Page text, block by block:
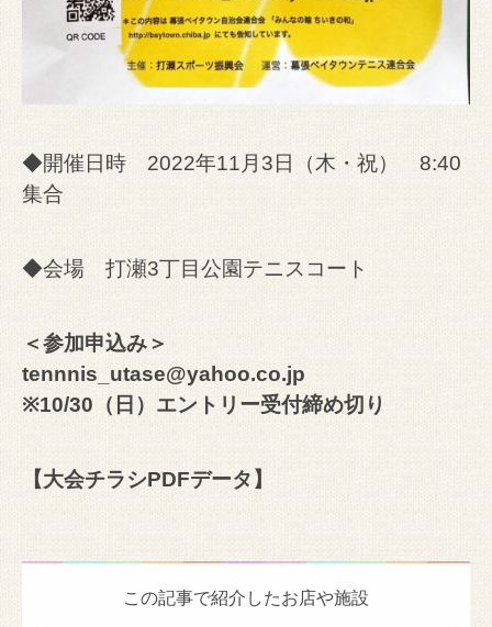
◆開催日時 2022年11月3日（木・祝） 8:40
集合
◆会場 打瀬3丁目公園テニスコート
＜参加申込み＞
tennnis_utase@yahoo.co.jp
※10/30（日）エントリー受付締め切り
【大会チラシPDFデータ】
この記事で紹介したお店や施設